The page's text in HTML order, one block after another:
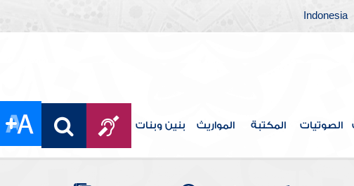
Indonesia
الصوتيات المكتبة المواريث بنين وبنات